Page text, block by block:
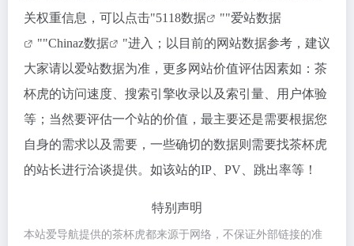
关权重信息，可以点击"5118数据 ""爱站数据
""Chinaz数据
"进入；以目前的网站数据参考，建议
大家请以爱站数据为准，更多网站价值评估因素如：茶
杯虎的访问速度、搜索引擎收录以及索引量、用户体验
等；当然要评估一个站的价值，最主要还是需要根据您
自身的需求以及需要，一些确切的数据则需要找茶杯虎
的站长进行洽谈提供。如该站的IP、PV、跳出率等！
特别声明
本站爱导航提供的茶杯虎都来源于网络，不保证外部链接的准